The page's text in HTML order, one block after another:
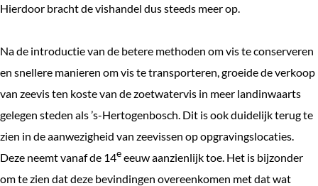
Hierdoor bracht de vishandel dus steeds meer op.
Na de introductie van de betere methoden om vis te conserveren
en snellere manieren om vis te transporteren, groeide de verkoop
van zeevis ten koste van de zoetwatervis in meer landinwaarts
gelegen steden als ’s-Hertogenbosch. Dit is ook duidelijk terug te
zien in de aanwezigheid van zeevissen op opgravingslocaties.
Deze neemt vanaf de 14eeeuw aanzienlijk toe. Het is bijzonder
om te zien dat deze bevindingen overeenkomen met dat wat